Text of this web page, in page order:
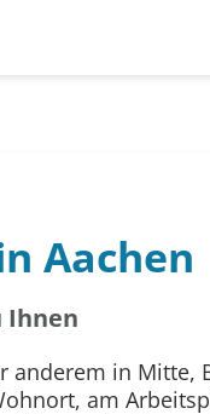
Aachen
Ihnen
anderem in Mitte,
am